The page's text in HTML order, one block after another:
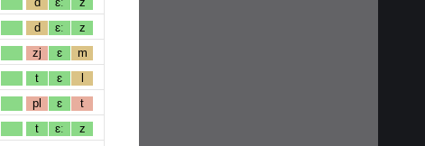
d ɛː z
zj ɛ m
t ɛ l
pl ɛ t
t ɛː z